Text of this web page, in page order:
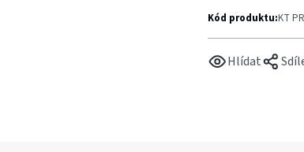
Hlídat
Kód produktu:KT